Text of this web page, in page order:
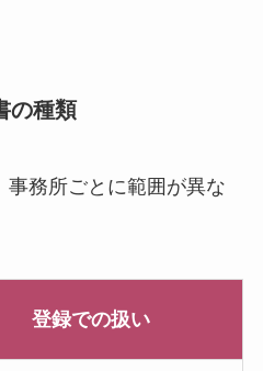
の種類
務所ごとに範囲が異な
登録での扱い